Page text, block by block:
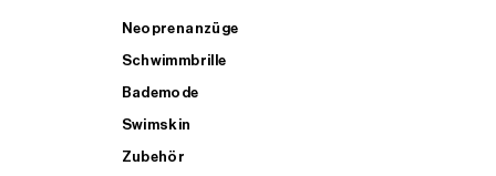
Neoprenanzüge
Schwimmbrille
Bademode
Swimskin
Zubehör